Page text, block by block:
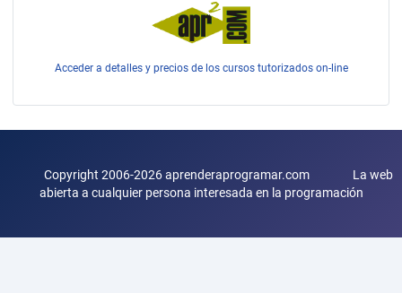
Acceder a detalles y precios de los cursos tutorizados on-line
Copyright 2006-2026 aprenderaprogramar.com La web
abierta a cualquier persona interesada en la programación